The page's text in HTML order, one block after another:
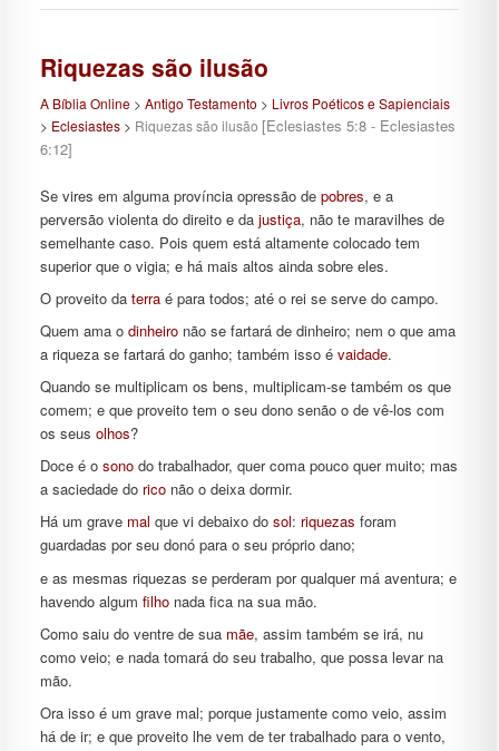
Riquezas são ilusão
A Bíblia Online> Antigo Testamento > Livros Poéticos e Sapienciais
> Eclesiastes> Riquezas são ilusão [Eclesiastes 5:8 - Eclesiastes
6:12]
Se vires em alguma província opressão de pobres, e a
perversão violenta do direito e da justiça, não te maravilhes de
semelhante caso. Pois quem está altamente colocado tem
superior que o vigia; e há mais altos ainda sobre eles.
O proveito da terraé para todos; até o rei se serve do campo.
Quem ama o dinheironão se fartará de dinheiro; nem o que ama
a riqueza se fartará do ganho; também isso é vaidade.
Quando se multiplicam os bens, multiplicam-se também os que
comem; e que proveito tem o seu dono senão o de vê-los com
os seus olhos?
Doce é o sonodo trabalhador, quer coma pouco quer muito; mas
a saciedade do riconão o deixa dormir.
Há um grave mal que vi debaixo do sol: riquezas foram
guardadas por seu donó para o seu próprio dano;
e as mesmas riquezas se perderam por qualquer má aventura; e
havendo algum filhonada fica na sua mão.
Como saiu do ventre de sua mãe, assim também se irá, nu
como veio; e nada tomará do seu trabalho, que possa levar na
mão.
Ora isso é um grave mal; porque justamente como veio, assim
há de ir; e que proveito lhe vem de ter trabalhado para o vento,